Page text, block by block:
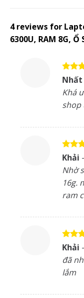
4 reviews for
6300U, RAM 8G, Ổ
Rated
out of
Nhất
Khá
shop
Rated
out
Khải
Nhờ
16g.
ram
Rated
out of
Khải
đã
lắm